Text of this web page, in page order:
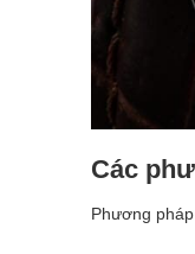
Các
Phương